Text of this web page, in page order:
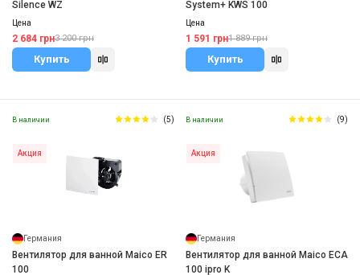
Silence WZ
Цена
2 684 грн3 200 грн
Купить
System+ KWS 100
Цена
1 591 грн1 889 грн
Купить
В наличии (5)
Акция
Германия
Вентилятор для ванной Maico ER
100
В наличии (9)
Акция
Германия
Вентилятор для ванной Maico ECA
100 ipro K